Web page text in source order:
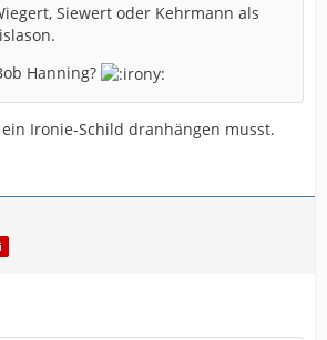
Siewert oder Kehrmann als
Hanning?
Ironie-Schild dranhängen musst.